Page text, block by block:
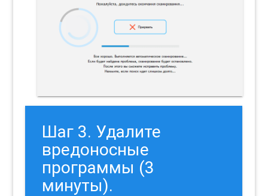
Шаг 3. Удалите
вредоносные
программы (3
минуты).